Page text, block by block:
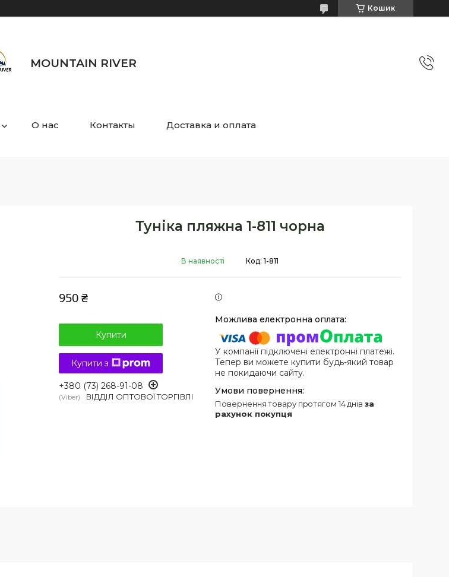
Кошик
MOUNTAIN RIVER
О нас Контакты Доставка и оплата
Туніка пляжна 1-811 чорна
В наявності Код: 1-811
950 ₴
Купити
Купити з
+380 (73) 268-91-08
Viber ВІДДІЛ ОПТОВОЇ ТОРГІВЛІ
У компанії підключені електронні платежі.
Тепер ви можете купити будь-який товар
не покидаючи сайту.
повернення товару протягом 14 днів за
рахунок покупця